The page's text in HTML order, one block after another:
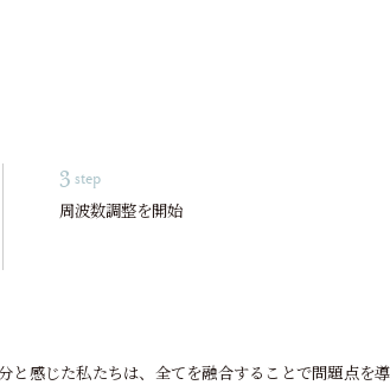
3 step
周波数調整を開始
と感じた私たちは、全てを融合することで問題点を導